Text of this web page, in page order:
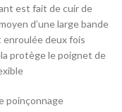
est fait de cuir de
d’une large bande
deux fois
protège le poignet de
poinçonnage